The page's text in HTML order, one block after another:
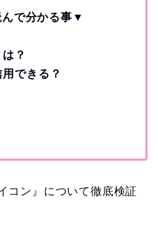
で分かる事▼
？
できる？
コン』について徹底検証